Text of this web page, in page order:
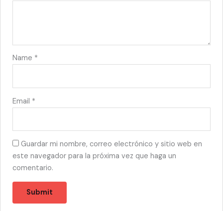
Name *
Email *
Guardar mi nombre, correo electrónico y sitio web en
este navegador para la próxima vez que haga un
comentario.